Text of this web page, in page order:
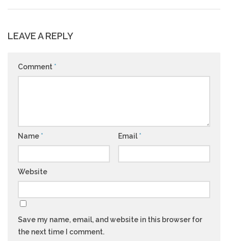
LEAVE A REPLY
Comment *
Name * Email *
Website
Save my name, email, and website in this browser for
the next time I comment.